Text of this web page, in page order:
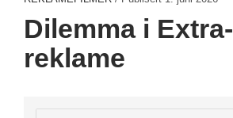
Dilemma i Extra-
reklame